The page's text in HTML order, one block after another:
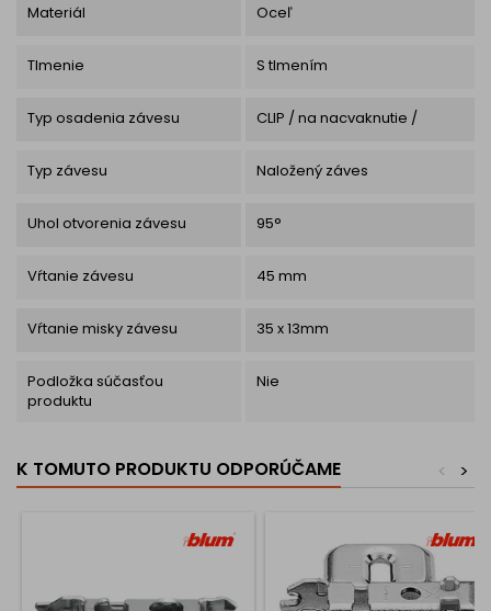
Materiál Oceľ
Tlmenie S tlmením
Typ osadenia závesu CLIP / na nacvaknutie /
Typ závesu Naložený záves
Uhol otvorenia závesu 95°
Vŕtanie závesu 45 mm
Vŕtanie misky závesu 35 x 13mm
Podložka súčasťou
produktu
Nie
K TOMUTO PRODUKTU ODPORÚČAME >
<